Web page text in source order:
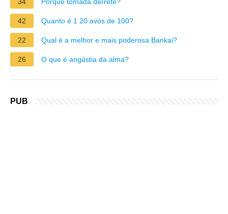
42 Quanto é 1 20 avós de 100?
22 Qual é a melhor e mais poderosa Bankai?
26 O que é angústia da alma?
PUB